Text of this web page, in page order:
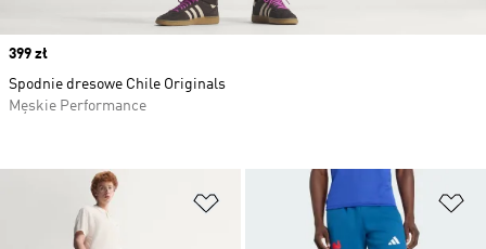
Dodaj do listy życzeń
Price
399 zł
Spodnie dresowe Chile Originals
Męskie Performance